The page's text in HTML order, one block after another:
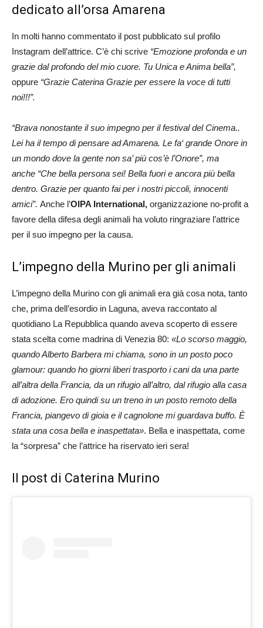
dedicato all’orsa Amarena
In molti hanno commentato il post pubblicato sul profilo
Instagram dell’attrice. C’è chi scrive “Emozione profonda e un
grazie dal profondo del mio cuore. Tu Unica e Anima bella”,
oppure “Grazie Caterina Grazie per essere la voce di tutti
noi!!!”.
“Brava nonostante il suo impegno per il festival del Cinema..
Lei ha il tempo di pensare ad Amarena. Le fa‘ grande Onore in
un mondo dove la gente non sa’ più cos’è l’Onore”, ma
anche “Che bella persona sei! Bella fuori e ancora più bella
dentro. Grazie per quanto fai per i nostri piccoli, innocenti
amici”. Anche l’OIPA International, organizzazione no-profit a
favore della difesa degli animali ha voluto ringraziare l’attrice
per il suo impegno per la causa.
L’impegno della Murino per gli animali
L’impegno della Murino con gli animali era già cosa nota, tanto
che, prima dell’esordio in Laguna, aveva raccontato al
quotidiano La Repubblica quando aveva scoperto di essere
stata scelta come madrina di Venezia 80: «Lo scorso maggio,
quando Alberto Barbera mi chiama, sono in un posto poco
glamour: quando ho giorni liberi trasporto i cani da una parte
all’altra della Francia, da un rifugio all’altro, dal rifugio alla casa
di adozione. Ero quindi su un treno in un posto remoto della
Francia, piangevo di gioia e il cagnolone mi guardava buffo. È
stata una cosa bella e inaspettata». Bella e inaspettata, come
la “sorpresa” che l’attrice ha riservato ieri sera!
Il post di Caterina Murino